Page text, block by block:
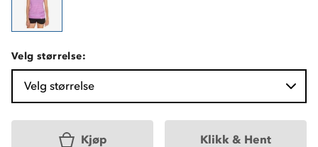
Velg størrelse:
Velg størrelse
Kjøp Klikk & Hent